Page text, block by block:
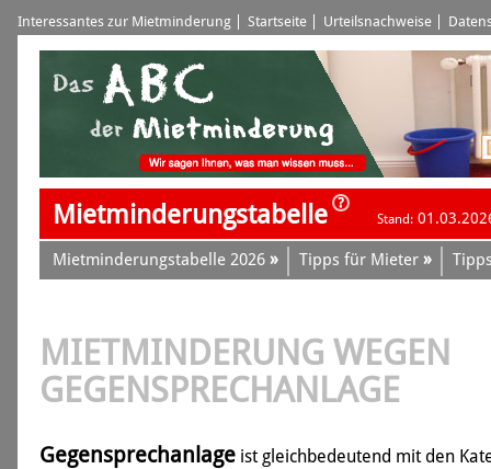
Interessantes zur Mietminderung Startseite Urteilsnachweise
Mietminderungstabelle Stand:
Mietminderungstabelle 2026 » Tipps für Mieter »
MIETMINDERUNG WEGEN
GEGENSPRECHANLAGE
Gegensprechanlage ist gleichbedeutend mit den